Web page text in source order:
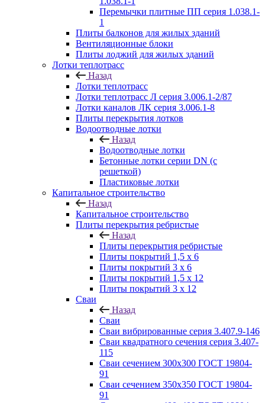
Перемычки плитные ПП серия 1.038.1-
1
Плиты балконов для жилых зданий
Вентиляционные блоки
Плиты лоджий для жилых зданий
Лотки теплотрасс
Назад
Лотки теплотрасс
Лотки теплотрасс Л серия 3.006.1-2/87
Лотки каналов ЛК серия 3.006.1-8
Плиты перекрытия лотков
Водоотводные лотки
Назад
Водоотводные лотки
Бетонные лотки серии DN (с
решеткой)
Пластиковые лотки
Капитальное строительство
Назад
Капитальное строительство
Плиты перекрытия ребристые
Назад
Плиты перекрытия ребристые
Плиты покрытий 1,5 x 6
Плиты покрытий 3 x 6
Плиты покрытий 1,5 x 12
Плиты покрытий 3 x 12
Сваи
Назад
Сваи
Сваи вибрированные серия 3.407.9-146
Сваи квадратного сечения серия 3.407-
115
Сваи сечением 300х300 ГОСТ 19804-
91
Сваи сечением 350х350 ГОСТ 19804-
91